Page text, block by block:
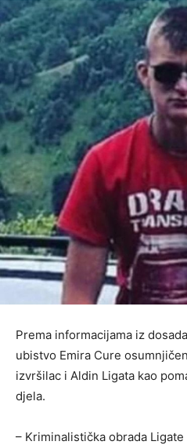
Prema informacijama iz
ubistvo Emira Cure
izvršilac i Aldin Ligata kao
djela.
– Kriminalistička obrada